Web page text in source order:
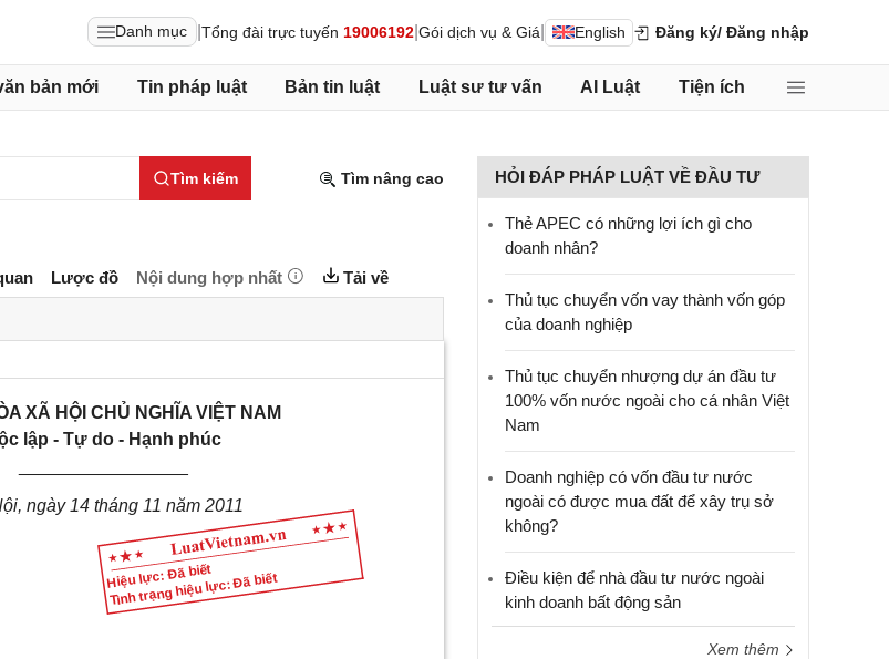
Danh mục Tổng đài trực tuyến 19006192 Gói dịch vụ & Giá English Đăng ký/ Đăng nhập
bản mới Tin pháp luật Bản tin luật Luật sư tư vấn AI Luật Tiện ích
Tìm kiếm Tìm nâng cao
Lược đồ Nội dung hợp nhất Tải về
Hiệu lực: Đã biết
Tình trạng hiệu lực: Đã biết
XÃ HỘI CHỦ NGHĨA VIỆT NAM
lập - Tự do - Hạnh phúc
ngày 14 tháng 11 năm 2011
HỎI ĐÁP PHÁP LUẬT VỀ ĐẦU TƯ
Thẻ APEC có những lợi ích gì cho
doanh nhân?
Thủ tục chuyển vốn vay thành vốn góp
của doanh nghiệp
Thủ tục chuyển nhượng dự án đầu tư
100% vốn nước ngoài cho cá nhân Việt
Nam
Doanh nghiệp có vốn đầu tư nước
ngoài có được mua đất để xây trụ sở
không?
Điều kiện để nhà đầu tư nước ngoài
kinh doanh bất động sản
Xem thêm